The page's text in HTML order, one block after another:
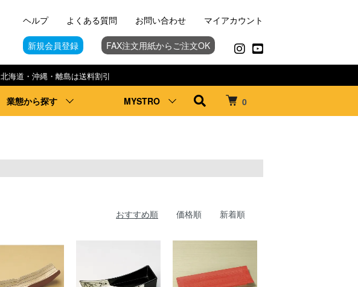
0
北海道・沖縄・離島は送料割引
業態から探す MYSTRO
ヘルプ よくある質問 お問い合わせ マイアカウント
新規会員登録 FAX注文用紙からご注文OK
おすすめ順 価格順 新着順